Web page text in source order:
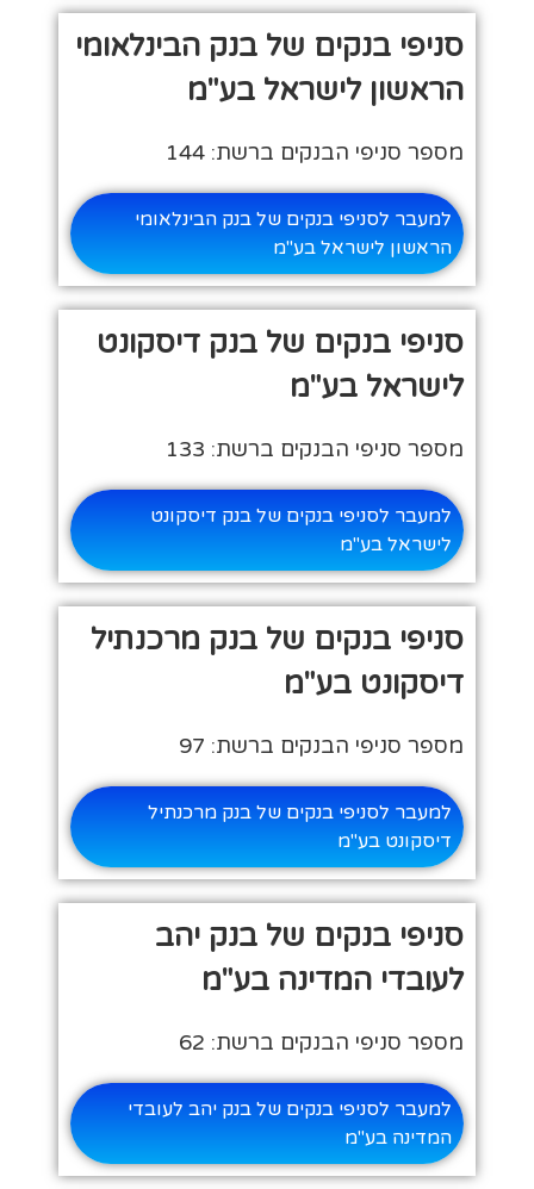
סניפי בנקים של בנק הבינלאומי
הראשון לישראל בע"מ
מספר סניפי הבנקים ברשת: 144
למעבר לסניפי בנקים של בנק הבינלאומי
הראשון לישראל בע"מ
סניפי בנקים של בנק דיסקונט
לישראל בע"מ
מספר סניפי הבנקים ברשת: 133
למעבר לסניפי בנקים של בנק דיסקונט
לישראל בע"מ
סניפי בנקים של בנק מרכנתיל
דיסקונט בע"מ
מספר סניפי הבנקים ברשת: 97
למעבר לסניפי בנקים של בנק מרכנתיל
דיסקונט בע"מ
סניפי בנקים של בנק יהב
לעובדי המדינה בע"מ
מספר סניפי הבנקים ברשת: 62
למעבר לסניפי בנקים של בנק יהב לעובדי
המדינה בע"מ